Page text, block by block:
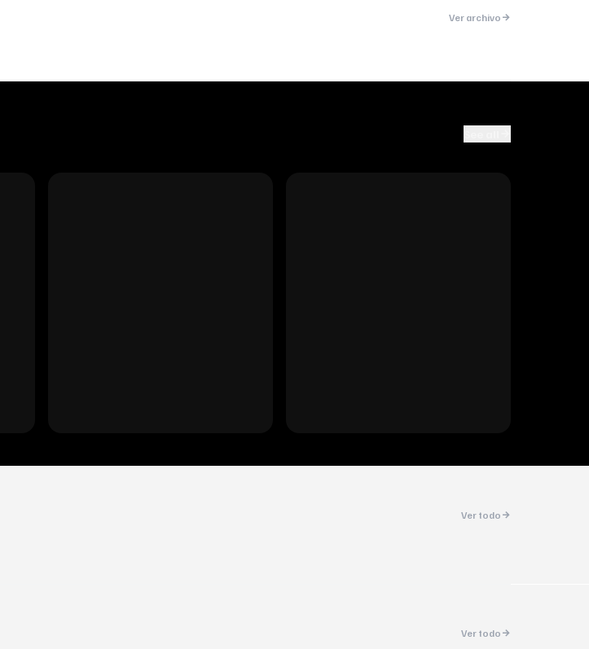
Ver archivo
Ver todo
Ver todo